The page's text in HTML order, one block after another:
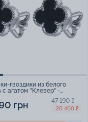
гвоздики из белого
с агатом "Клевер" -
грн 47 190 ₴
-20 400 ₴